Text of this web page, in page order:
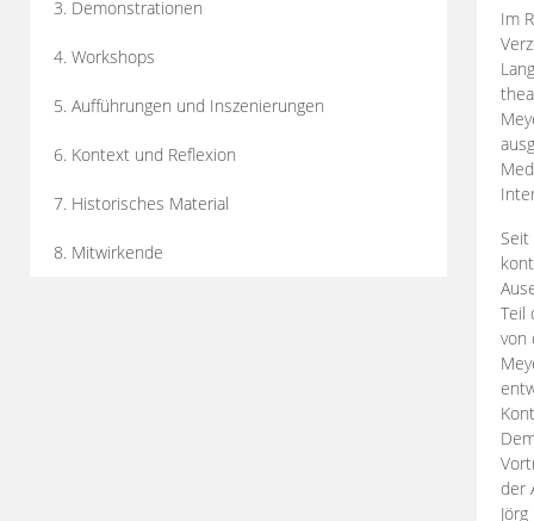
3. Demonstrationen
4. Workshops
5. Aufführungen und Inszenierungen
6. Kontext und Reflexion
7. Historisches Material
8. Mitwirkende
Im
Teil
von
der